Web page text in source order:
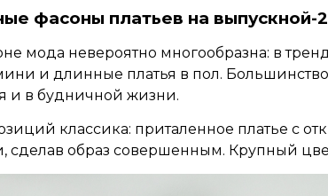
фасоны платьев на выпускной-
мода невероятно многообразна: в
и длинные платья в пол.
и в будничной жизни.
классика: приталенное платье с
сделав образ совершенным. Крупный